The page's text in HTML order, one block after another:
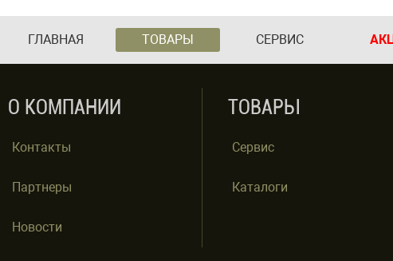
ГЛАВНАЯ ТОВАРЫ СЕРВИС
О КОМПАНИИ
Контакты
Партнеры
Новости
ТОВАРЫ
Сервис
Каталоги